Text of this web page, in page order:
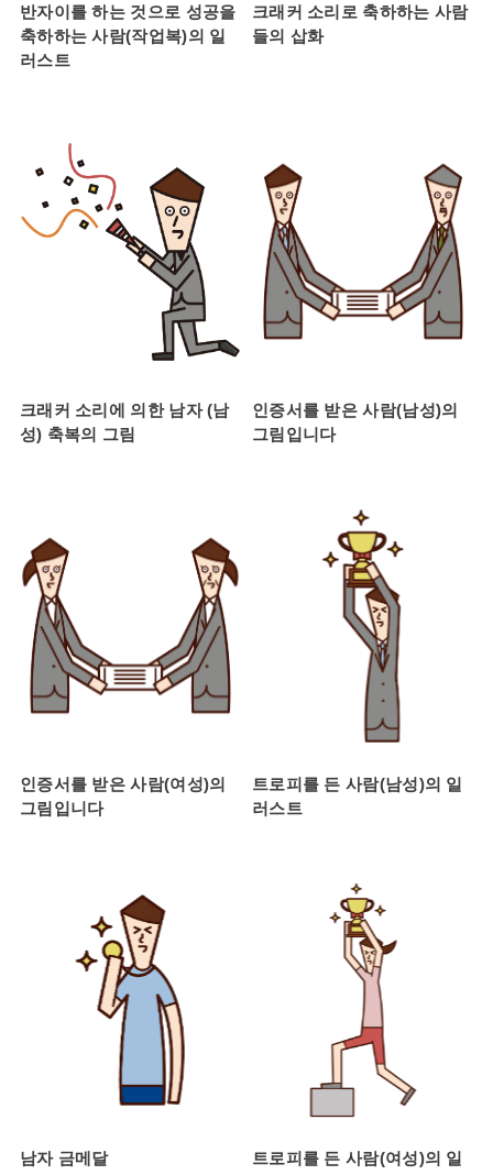
반자이를 하는 것으로 성공을
축하하는 사람(작업복)의 일
러스트
크래커 소리로 축하하는 사람
들의 삽화
크래커 소리에 의한 남자 (남
성) 축복의 그림
인증서를 받은 사람(남성)의
그림입니다
인증서를 받은 사람(여성)의
그림입니다
트로피를 든 사람(남성)의 일
러스트
남자 금메달
트로피를 든 사람(여성)의 일